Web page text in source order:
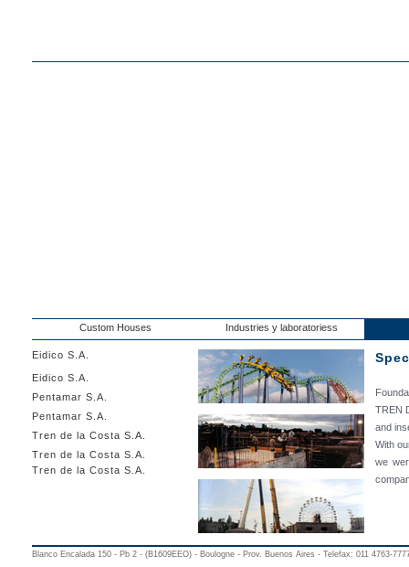
Custom Houses Industries y laboratoriess
Eidico S.A.
Eidico S.A.
Pentamar S.A.
Pentamar S.A.
Tren de la Costa S.A.
Tren de la Costa S.A.
Tren de la Costa S.A.
TREN
and
With
we
Blanco Encalada 150 - Pb 2 - (B1609EEO) - Boulogne - Prov. Buenos Aires - Telefax: 011 4763-